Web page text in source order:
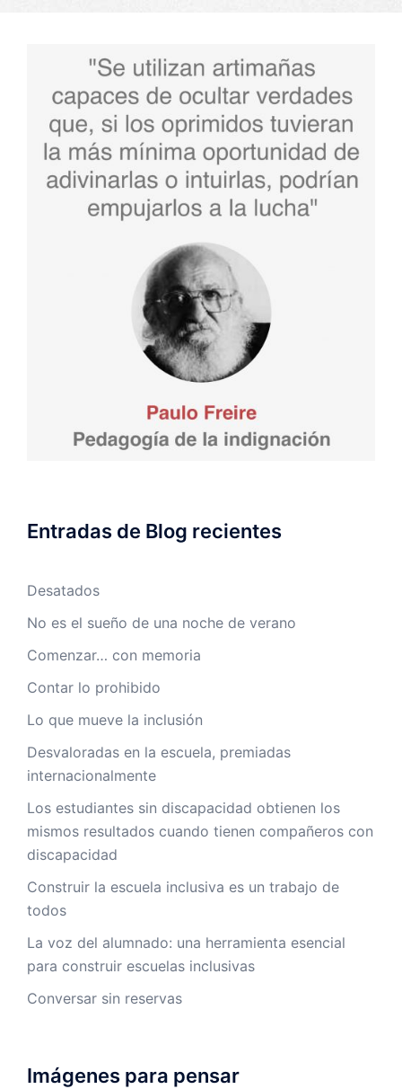
Entradas de Blog recientes
Desatados
No es el sueño de una noche de verano
Comenzar… con memoria
Contar lo prohibido
Lo que mueve la inclusión
Desvaloradas en la escuela, premiadas
internacionalmente
Los estudiantes sin discapacidad obtienen los
mismos resultados cuando tienen compañeros con
discapacidad
Construir la escuela inclusiva es un trabajo de
todos
La voz del alumnado: una herramienta esencial
para construir escuelas inclusivas
Conversar sin reservas
Imágenes para pensar